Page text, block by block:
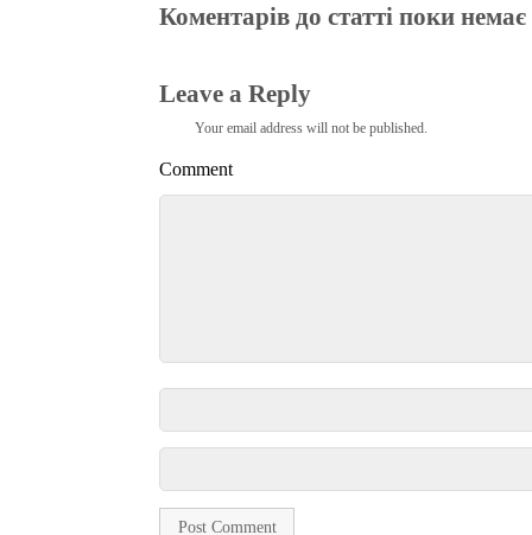
Коментарів до статті поки немає
Leave a Reply
Your email address will not be published.
Comment